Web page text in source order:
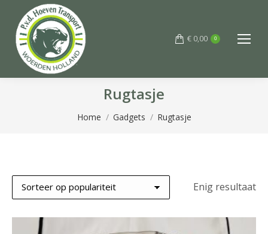
€ 0,00 0
Rugtasje
Je bent hier:
Home Gadgets Rugtasje
Enig resultaat